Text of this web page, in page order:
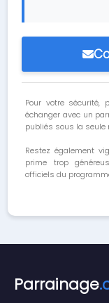
Pour votre sécurité,
échanger avec un
publiés sous la seule
Restez également
prime trop
officiels du
Parrainage